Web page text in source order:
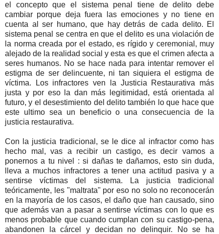
el concepto que el sistema penal tiene de delito debe
cambiar porque deja fuera las emociones y no tiene en
cuenta al ser humano, que hay detrás de cada delito. El
sistema penal se centra en que el delito es una violación de
la norma creada por el estado, es rígido y ceremonial, muy
alejado de la realidad social y esta es que el crimen afecta a
seres humanos. No se hace nada para intentar remover el
estigma de ser delincuente, ni tan siquiera el estigma de
víctima. Los infractores ven la Justicia Restaurativa más
justa y por eso la dan más legitimidad, está orientada al
futuro, y el desestimiento del delito también lo que hace que
este ultimo sea un beneficio o una consecuencia de la
justicia restaurativa.
Con la justicia tradicional, se le dice al infractor como has
hecho mal, vas a recibir un castigo, es decir vamos a
ponernos a tu nivel : si dañas te dañamos, esto sin duda,
lleva a muchos infractores a tener una actitud pasiva y a
sentirse víctimas del sistema. La justicia tradicional
teóricamente, les "maltrata" por eso no solo no reconocerán
en la mayoría de los casos, el daño que han causado, sino
que además van a pasar a sentirse víctimas con lo que es
menos probable que cuando cumplan con su castigo-pena,
abandonen la cárcel y decidan no delinquir. No se ha